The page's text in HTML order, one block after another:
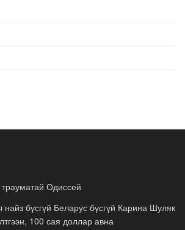
Одиссей
бүсгүй Беларус бүсгүй Карина Шуляк
100 сая доллар авна